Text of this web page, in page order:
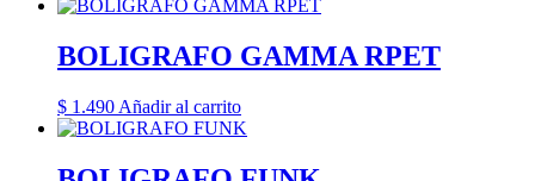
BOLIGRAFO GAMMA RPET
$ 1.490 Añadir al carrito